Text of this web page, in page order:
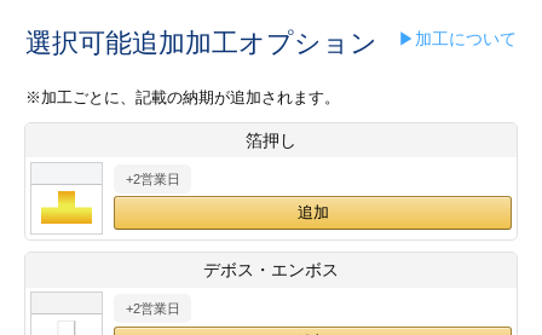
ックカード印刷
業ツール印刷
＆盛り上げ印刷
方法
/送料について
ックカード名刺
ムカード
型マル型印刷
ード印刷
加工指示ガイド
ックカード
ード印刷
印刷
形マル型
り
プル請求
24
25 26 27
29
土
1
2 3
8 9 10 11
12
14
15 16 17 18
19
25
26
28
29 30
選択可能追加加工オプション ▶加工について
※加工ごとに、記載の納期が追加されます。
箔押し
+2営業日
デボス・エンボス
+2営業日